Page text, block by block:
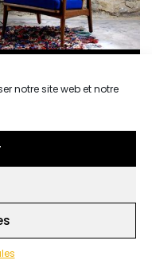
notre site web et notre